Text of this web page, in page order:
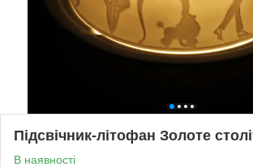
Підсвічник-літофан Золоте
В наявності